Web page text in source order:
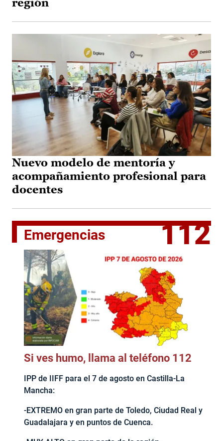
región
Nuevo modelo de mentoría y
acompañamiento profesional para
docentes
Emergencias 112
Si ves humo, llama al teléfono 112
IPP de IIFF para el 7 de agosto en Castilla-La
Mancha:
-EXTREMO en gran parte de Toledo, Ciudad Real y
Guadalajara y en puntos de Cuenca.